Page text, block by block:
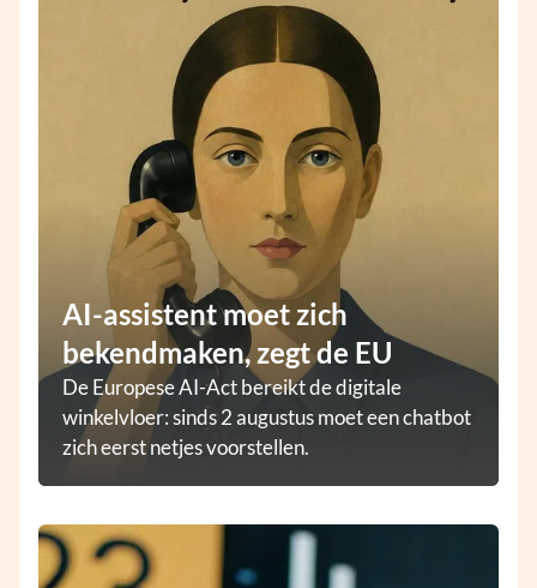
AI-assistent moet zich
bekendmaken, zegt de EU
De Europese AI-Act bereikt de digitale
winkelvloer: sinds 2 augustus moet een chatbot
zich eerst netjes voorstellen.